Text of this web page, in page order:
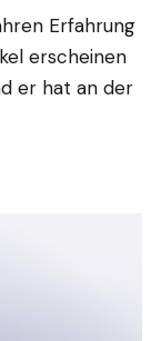
Erfahrung
erscheinen
er hat an der